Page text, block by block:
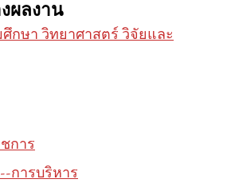
ผลงาน
กษา วิทยาศาสตร์ วิจัยและ
การ
การบริหาร